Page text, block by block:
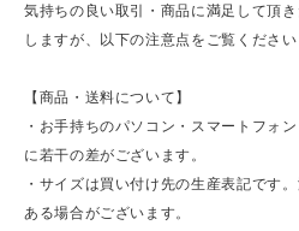
気持ちの良い取引・商品に満足して頂
しますが、以下の注意点をご覧くださ
【商品・送料について】
・お手持ちのパソコン・スマートフォ
に若干の差がございます。
・サイズは買い付け先の生産表記です
ある場合がございます。